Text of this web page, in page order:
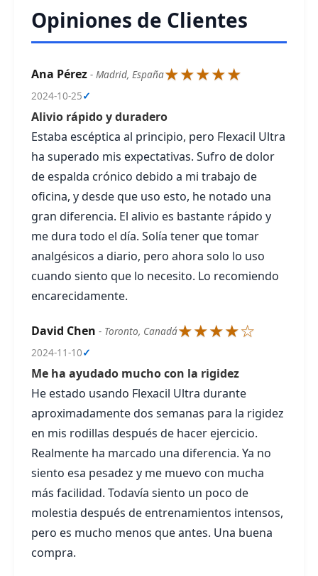
Opiniones de Clientes
Ana Pérez - Madrid, España★★★★★
2024-10-25✓
Alivio rápido y duradero
Estaba escéptica al principio, pero Flexacil Ultra
ha superado mis expectativas. Sufro de dolor
de espalda crónico debido a mi trabajo de
oficina, y desde que uso esto, he notado una
gran diferencia. El alivio es bastante rápido y
me dura todo el día. Solía tener que tomar
analgésicos a diario, pero ahora solo lo uso
cuando siento que lo necesito. Lo recomiendo
encarecidamente.
David Chen - Toronto, Canadá★★★★☆
2024-11-10✓
Me ha ayudado mucho con la rigidez
He estado usando Flexacil Ultra durante
aproximadamente dos semanas para la rigidez
en mis rodillas después de hacer ejercicio.
Realmente ha marcado una diferencia. Ya no
siento esa pesadez y me muevo con mucha
más facilidad. Todavía siento un poco de
molestia después de entrenamientos intensos,
pero es mucho menos que antes. Una buena
compra.